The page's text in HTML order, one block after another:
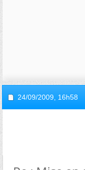
24/09/2009, 16h58